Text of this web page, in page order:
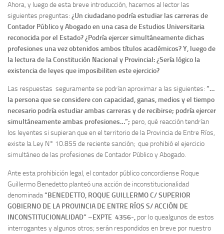
Ahora, y luego de esta breve introducción, hacemos al lector las
siguientes preguntas: ¿Un ciudadano podría estudiar las carreras de
Contador Público y Abogado en una casa de Estudios Universitaria
reconocida por el Estado? ¿Podría ejercer simultáneamente dichas
profesiones una vez obtenidos ambos títulos académicos? Y, luego de
la lectura de la Constitución Nacional y Provincial: ¿Sería lógico la
existencia de leyes que imposibiliten este ejercicio?
Las respuestas seguramente se podrían aproximar a las siguientes: “…
la persona que se considere con capacidad, ganas, medios y el tiempo
necesario podría estudiar ambas carreras y de recibirse; podría ejercer
simultáneamente ambas profesiones…”; pero, qué reacción tendrían
los leyentes si supieran que en el territorio de la Provincia de Entre Ríos,
existe la Ley N° 10.855 de reciente sanción; que prohibió el ejercicio
simultáneo de las profesiones de Contador Público y Abogado.
Ante esta prohibición legal, el contador público concordiense Roque
Guillermo Benedetto planteó una acción de inconstitucionalidad
denominada“BENEDETTO, ROQUE GUILLERMO C/ SUPERIOR
GOBIERNO DE LA PROVINCIA DE ENTRE RÍOS S/ ACCIÓN DE
INCONSTITUCIONALIDAD” –EXPTE 4356-, por lo quealgunos de estos
interrogantes y algunos otros; serán respondidos en breve por nuestro